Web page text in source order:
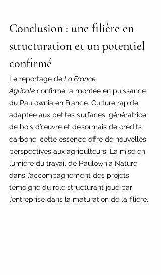
Conclusion : une filière en
structuration et un potentiel
confirmé
Le reportage de La France
Agricole confirme la montée en puissance
du Paulownia en France. Culture rapide,
adaptée aux petites surfaces, génératrice
de bois d’œuvre et désormais de crédits
carbone, cette essence offre de nouvelles
perspectives aux agriculteurs. La mise en
lumière du travail de Paulownia Nature
dans l’accompagnement des projets
témoigne du rôle structurant joué par
l’entreprise dans la maturation de la filière.